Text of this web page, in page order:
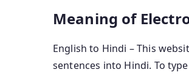
Meaning of
English to Hindi – This
sentences into Hindi. To